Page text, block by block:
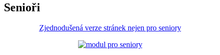
Senioři
Zjednodušená verze stránek nejen pro seniory